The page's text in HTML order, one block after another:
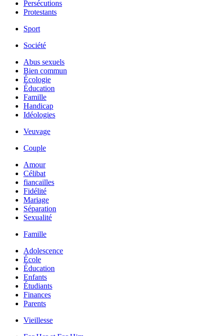
Persécutions
Protestants
Sport
Société
Abus sexuels
Bien commun
Écologie
Éducation
Famille
Handicap
Idéologies
Veuvage
Couple
Amour
Célibat
fiancailles
Fidélité
Mariage
Séparation
Sexualité
Famille
Adolescence
École
Éducation
Enfants
Étudiants
Finances
Parents
Vieillesse